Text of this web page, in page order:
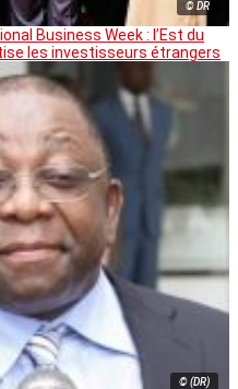
© DR
Business Week : l’Est du
les investisseurs étrangers
© (DR)